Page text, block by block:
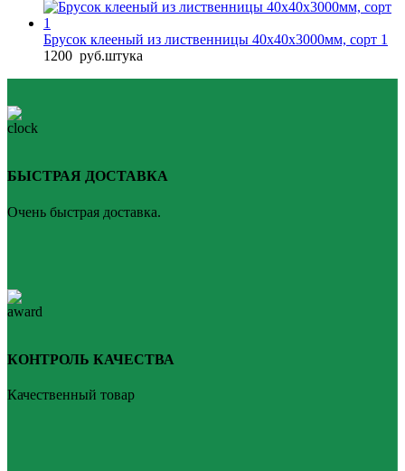
Брусок клееный из лиственницы 40x40x3000мм, сорт 1
1200 руб.штука
БЫСТРАЯ ДОСТАВКА
Очень быстрая доставка.
КОНТРОЛЬ КАЧЕСТВА
Качественный товар